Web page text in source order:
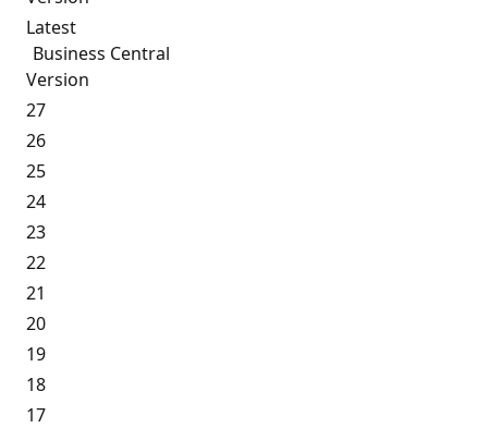
Latest
Business Central
Version
27
26
25
24
23
22
21
20
19
18
17